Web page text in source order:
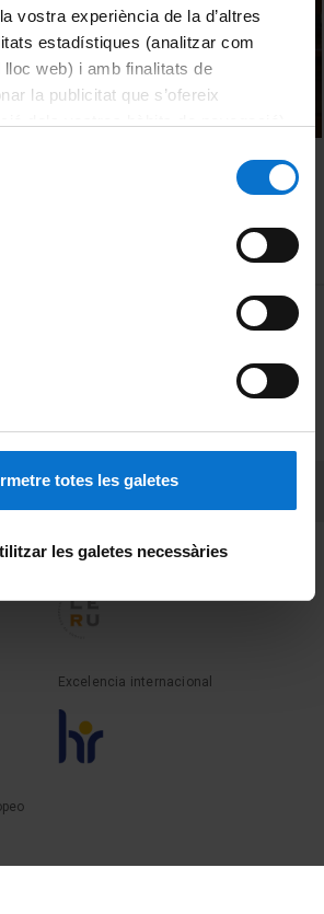
vostra experiència de la d’altres
estadístiques (analitzar com
web) i amb finalitats de
la publicitat que s’ofereix
de galetes del lloc web de la
totes les galetes
les galetes necessàries
Matrices: Conic
Factorization Ranks
MENÚ PEU 1
Privacidad y términos
Sobre UBtv
Miembro de la
Excelencia internacional